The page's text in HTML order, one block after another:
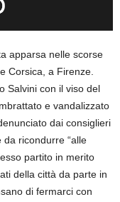
apparsa nelle scorse
Corsica, a Firenze.
Salvini con il viso del
e vandalizzato
dai consiglieri
ricondurre “alle
partito in merito
della città da parte in
di fermarci con